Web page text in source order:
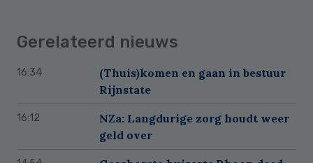
Gerelateerd nieuws
16:34
(Thuis)komen en gaan in bestuur
Rijnstate
16:12
NZa: Langdurige zorg houdt weer
geld over